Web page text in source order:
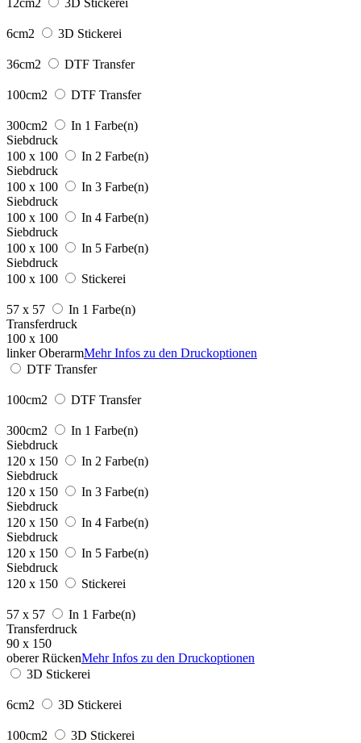
6cm2 3D Stickerei
36cm2 DTF Transfer
100cm2 DTF Transfer
300cm2
In 1 Farbe(n)
Siebdruck
100 x 100
In 2 Farbe(n)
Siebdruck
100 x 100
In 3 Farbe(n)
Siebdruck
100 x 100
In 4 Farbe(n)
Siebdruck
100 x 100
In 5 Farbe(n)
Siebdruck
100 x 100
Stickerei
57 x 57
In 1 Farbe(n)
Transferdruck
100 x 100
linker OberarmMehr Infos zu den Druckoptionen
DTF Transfer
100cm2 DTF Transfer
300cm2
In 1 Farbe(n)
Siebdruck
120 x 150
In 2 Farbe(n)
Siebdruck
120 x 150
In 3 Farbe(n)
Siebdruck
120 x 150
In 4 Farbe(n)
Siebdruck
120 x 150
In 5 Farbe(n)
Siebdruck
120 x 150
Stickerei
57 x 57
In 1 Farbe(n)
Transferdruck
90 x 150
oberer RückenMehr Infos zu den Druckoptionen
3D Stickerei
6cm2 3D Stickerei
100cm2 3D Stickerei